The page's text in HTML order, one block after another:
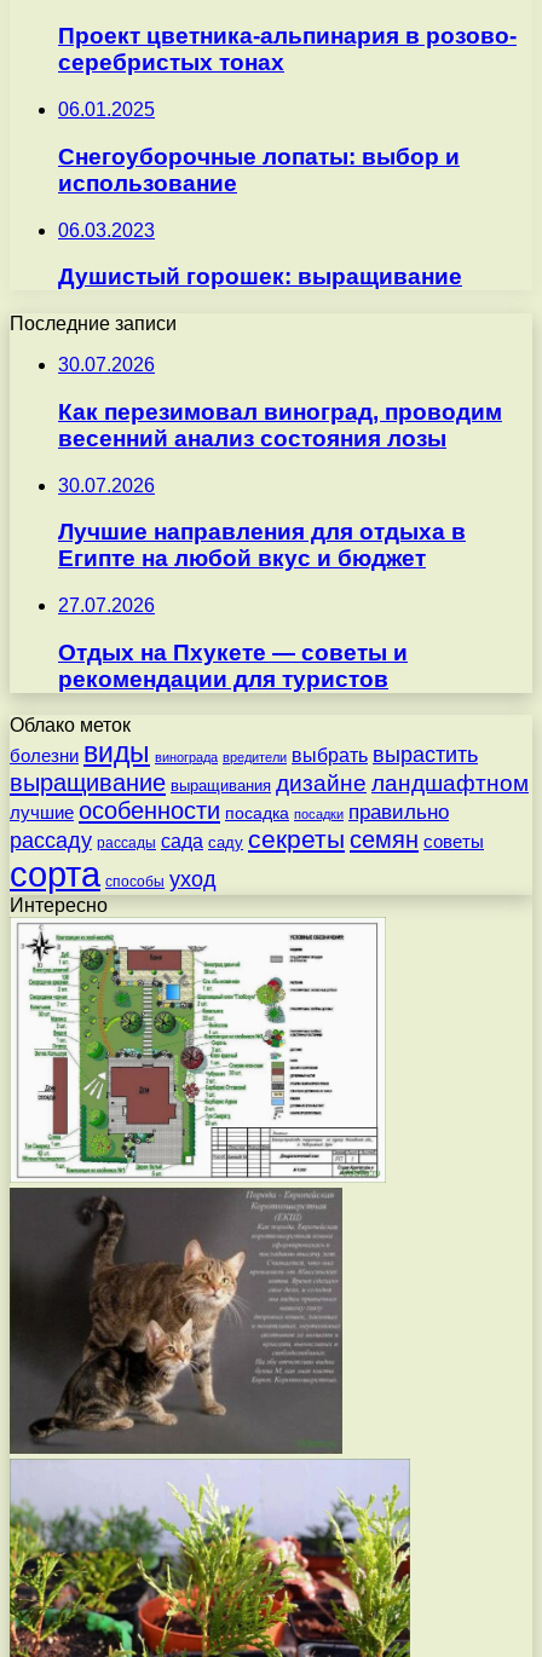
Проект цветника-альпинария в розово-
серебристых тонах
06.01.2025
Снегоуборочные лопаты: выбор и
использование
06.03.2023
Душистый горошек: выращивание
Последние записи
30.07.2026
Как перезимовал виноград, проводим
весенний анализ состояния лозы
30.07.2026
Лучшие направления для отдыха в
Египте на любой вкус и бюджет
27.07.2026
Отдых на Пхукете — советы и
рекомендации для туристов
Облако меток
болезни виды винограда вредители выбрать вырастить
выращивание выращивания дизайне ландшафтном
лучшие особенности посадка посадки правильно
рассаду рассады сада саду секреты семян советы
сорта способы уход
Интересно